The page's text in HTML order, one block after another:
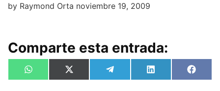
by Raymond Orta noviembre 19, 2009
Comparte esta entrada:
Compartir
en
W
h
Compartir
en
X
(
Compartir
en
e
Compartir
en
L
i
en
F
a